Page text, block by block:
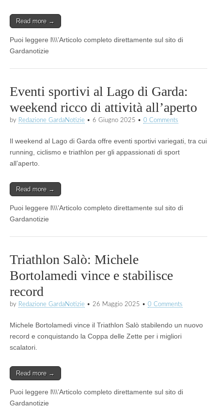
Read more →
Puoi leggere l\\\’Articolo completo direttamente sul sito di
Gardanotizie
Eventi sportivi al Lago di Garda:
weekend ricco di attività all’aperto
by Redazione GardaNotizie • 6 Giugno 2025 • 0 Comments
Il weekend al Lago di Garda offre eventi sportivi variegati, tra cui
running, ciclismo e triathlon per gli appassionati di sport
all’aperto.
Read more →
Puoi leggere l\\\’Articolo completo direttamente sul sito di
Gardanotizie
Triathlon Salò: Michele
Bortolamedi vince e stabilisce
record
by Redazione GardaNotizie • 26 Maggio 2025 • 0 Comments
Michele Bortolamedi vince il Triathlon Salò stabilendo un nuovo
record e conquistando la Coppa delle Zette per i migliori
scalatori.
Read more →
Puoi leggere l\\\’Articolo completo direttamente sul sito di
Gardanotizie